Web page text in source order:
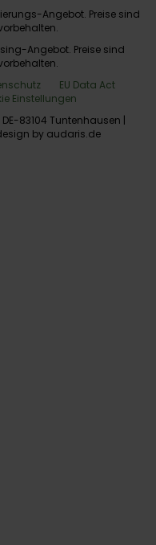
Angebot. Preise sind
Angebot. Preise sind
EU Data Act
Einstellungen
83104 Tuntenhausen |
by audaris.de